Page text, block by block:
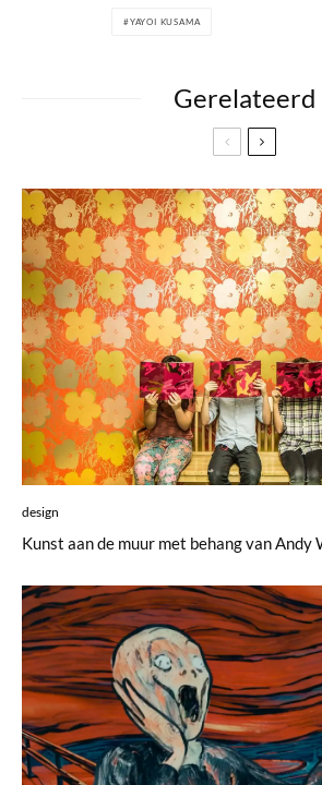
YAYOI KUSAMA
Gerelateerd
design
Kunst aan de muur met behang van Andy